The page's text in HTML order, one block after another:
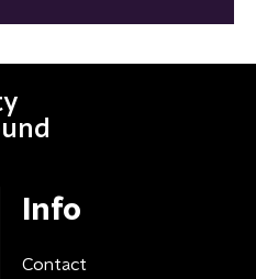
Info
Contact